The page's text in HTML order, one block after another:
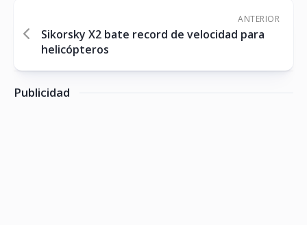
ANTERIOR
Sikorsky X2 bate record de velocidad para
helicópteros
Publicidad